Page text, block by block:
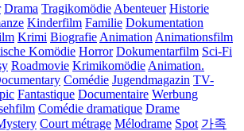
Drama Tragikomödie Abenteuer Historie
Kinderfilm Familie Dokumentation
Krimi Biografie Animation Animationsfilm
Komödie Horror Dokumentarfilm Sci-Fi
Roadmovie Krimikomödie Animation.
Comédie Jugendmagazin TV-
Fantastique Documentaire Werbung
Comédie dramatique Drame
Court métrage Mélodrame Spot 가족